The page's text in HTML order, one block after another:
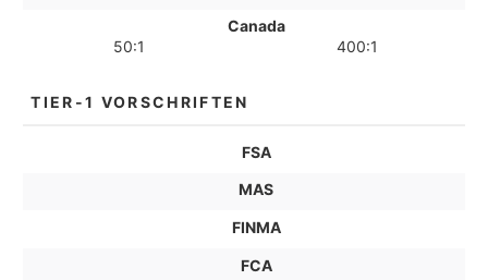
Canada
50:1
400:1
TIER-1 VORSCHRIFTEN
FSA
MAS
FINMA
FCA